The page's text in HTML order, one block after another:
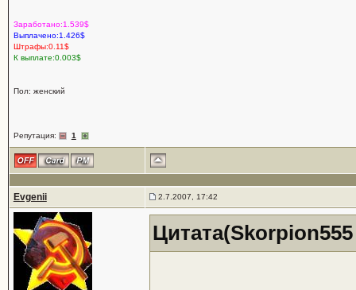
Заработано:1.539$
Выплачено:1.426$
Штрафы:0.11$
К выплате:0.003$
Пол: женский
Репутация: 1
Evgenii 2.7.2007, 17:42